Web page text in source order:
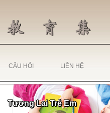
CÂU HỎI LIÊN HỆ
Tương Lai Trẻ Em